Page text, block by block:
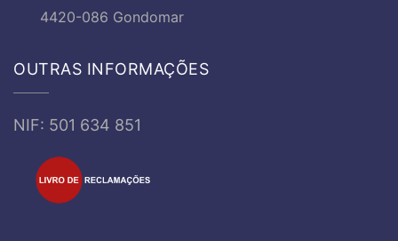
4420-086 Gondomar
OUTRAS INFORMAÇÕES
NIF: 501 634 851